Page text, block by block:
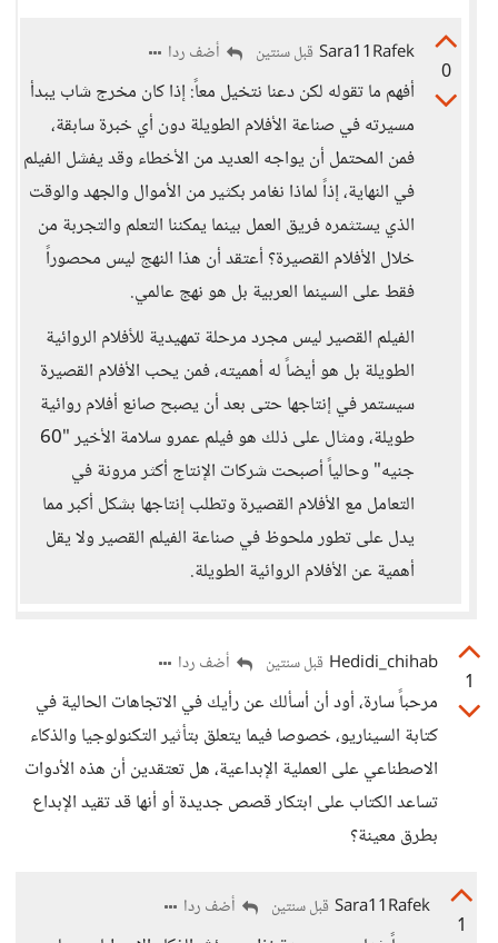
0
Sara11Rafek قبل سنتين أضف ردا
أفهم ما تقوله لكن دعنا نتخيل معاً: إذا كان مخرج شاب يبدأ
مسيرته في صناعة الأفلام الطويلة دون أي خبرة سابقة،
فمن المحتمل أن يواجه العديد من الأخطاء وقد يفشل الفيلم
في النهاية، إذاً لماذا نغامر بكثير من الأموال والجهد والوقت
الذي يستثمره فريق العمل بينما يمكننا التعلم والتجربة من
خلال الأفلام القصيرة؟ أعتقد أن هذا النهج ليس محصوراً
فقط على السينما العربية بل هو نهج عالمي.
الفيلم القصير ليس مجرد مرحلة تمهيدية للأفلام الروائية
الطويلة بل هو أيضاً له أهميته، فمن يحب الأفلام القصيرة
سيستمر في إنتاجها حتى بعد أن يصبح صانع أفلام روائية
طويلة، ومثال على ذلك هو فيلم عمرو سلامة الأخير "60
جنيه" وحالياً أصبحت شركات الإنتاج أكثر مرونة في
التعامل مع الأفلام القصيرة وتطلب إنتاجها بشكل أكبر مما
يدل على تطور ملحوظ في صناعة الفيلم القصير ولا يقل
أهمية عن الأفلام الروائية الطويلة.
1
Hedidi_chihab قبل سنتين أضف ردا
مرحباً سارة، أود أن أسألك عن رأيك في الاتجاهات الحالية في
كتابة السيناريو، خصوصا فيما يتعلق بتأثير التكنولوجيا والذكاء
الاصطناعي على العملية الإبداعية، هل تعتقدين أن هذه الأدوات
تساعد الكتاب على ابتكار قصص جديدة أو أنها قد تقيد الإبداع
بطرق معينة؟
1
Sara11Rafek قبل سنتين أضف ردا